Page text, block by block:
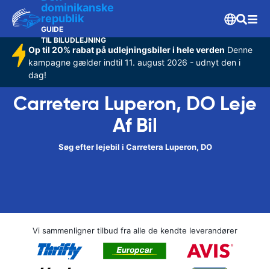
dominikanske
republik
GUIDE
TIL BILUDLEJNING
Op til 20% rabat på udlejningsbiler i hele verden Denne
kampagne gælder indtil 11. august 2026 - udnyt den i
dag!
Carretera Luperon, DO Leje
Af Bil
Søg efter lejebil i Carretera Luperon, DO
Vi sammenligner tilbud fra alle de kendte leverandører